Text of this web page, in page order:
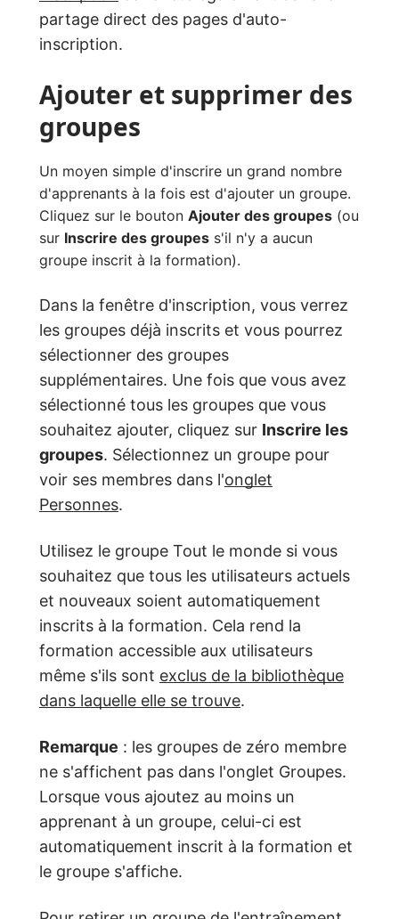
partage direct des pages d'auto-
inscription.
Ajouter et supprimer des
groupes
Un moyen simple d'inscrire un grand nombre
d'apprenants à la fois est d'ajouter un groupe.
Cliquez sur le bouton Ajouter des groupes (ou
sur Inscrire des groupes s'il n'y a aucun
groupe inscrit à la formation).
Dans la fenêtre d'inscription, vous verrez
les groupes déjà inscrits et vous pourrez
sélectionner des groupes
supplémentaires. Une fois que vous avez
sélectionné tous les groupes que vous
souhaitez ajouter, cliquez sur Inscrire les
groupes. Sélectionnez un groupe pour
voir ses membres dans l'onglet
Personnes.
Utilisez le groupe Tout le monde si vous
souhaitez que tous les utilisateurs actuels
et nouveaux soient automatiquement
inscrits à la formation. Cela rend la
formation accessible aux utilisateurs
même s'ils sont exclus de la bibliothèque
dans laquelle elle se trouve.
Remarque : les groupes de zéro membre
ne s'affichent pas dans l'onglet Groupes.
Lorsque vous ajoutez au moins un
apprenant à un groupe, celui-ci est
automatiquement inscrit à la formation et
le groupe s'affiche.